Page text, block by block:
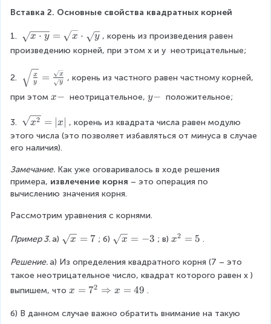
t
2
\
d
o
t
6
2
}
\
s
q
t
2
\
c
d
o
2
2
c
d
t
1
=
\
s
r
t
{
2
2
\
c
d
t
9
^
Вставка 2. Основные свойства квадратных корней
1. \
s
t
{
\
c
d
t
y
}
\
q
t
x
\
d
x ⋅ y = x ⋅ y , корень из произведения равен
произведению корней, при этом x и y неотрицательные;
2.
s
q
t
{
\
a
c
{
}
y
}
=
\
a
y
x = y
x
, корень из частного равен частному корней,
при этом x
x− неотрицательное, y
y− положительное;
3. \
s
q
t
{
x
2
=
x
|
x2 = ∣x∣ , корень из квадрата числа равен модулю
этого числа (это позволяет избавляться от минуса в случае
его наличия).
Замечание. Как уже оговаривалось в ходе решения
примера, извлечение корня – это операция по
вычислению значения корня.
Рассмотрим уравнения с корнями.
Пример 3. а) \
q
r
t
=
x = 7 ; б) \
q
r
t
=
x = −3 ; в) x
2
=
x2 = 5 .
Решение. а) Из определения квадратного корня (7 – это
такое неотрицательное число, квадрат которого равен x )
выпишем, что x
7
x = 72 ⇒ x = 49 .
б) В данном случае важно обратить внимание на такую